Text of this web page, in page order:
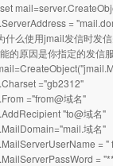
=
什么使用jmail发信时发
的原因是你指定的发信
="gb2312"
="from@域名"
"to@域名"
域名"
= "
=